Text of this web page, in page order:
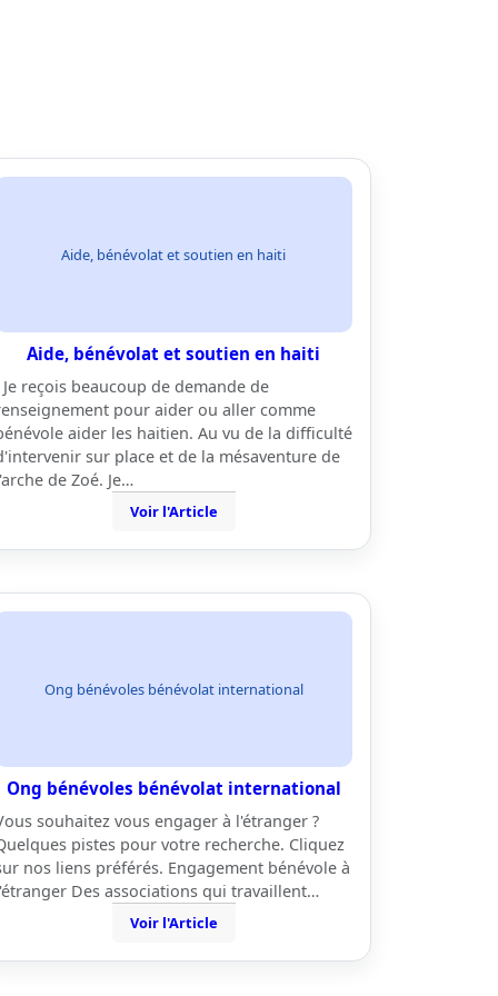
Aide, bénévolat et soutien en haiti
Aide, bénévolat et soutien en haiti
Je reçois beaucoup de demande de
pour aider ou aller comme
aider les haitien. Au vu de la difficulté
sur place et de la mésaventure de
de Zoé. Je…
Voir l'Article
Ong bénévoles bénévolat international
Ong bénévoles bénévolat international
souhaitez vous engager à l'étranger ?
pistes pour votre recherche. Cliquez
nos liens préférés. Engagement bénévole à
Des associations qui travaillent…
Voir l'Article